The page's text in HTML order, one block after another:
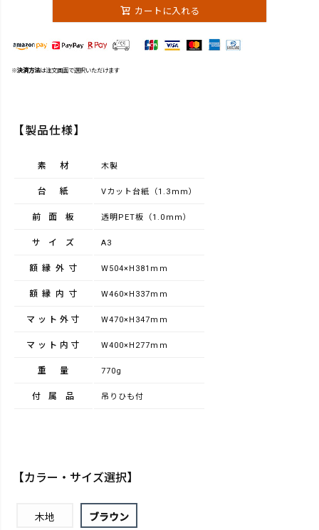
カートに入れる
※決済方法は注文画面で選択いただけます
【製品仕様】
素材 木製
台紙 Vカット台紙（1.3mm）
前面板 透明PET板（1.0mm）
サイズ A3
額縁外寸 W504×H381mm
額縁内寸 W460×H337mm
マット外寸 W470×H347mm
マット内寸 W400×H277mm
重量 770g
付属品 吊りひも付
【カラー・サイズ選択】
木地 ブラウン